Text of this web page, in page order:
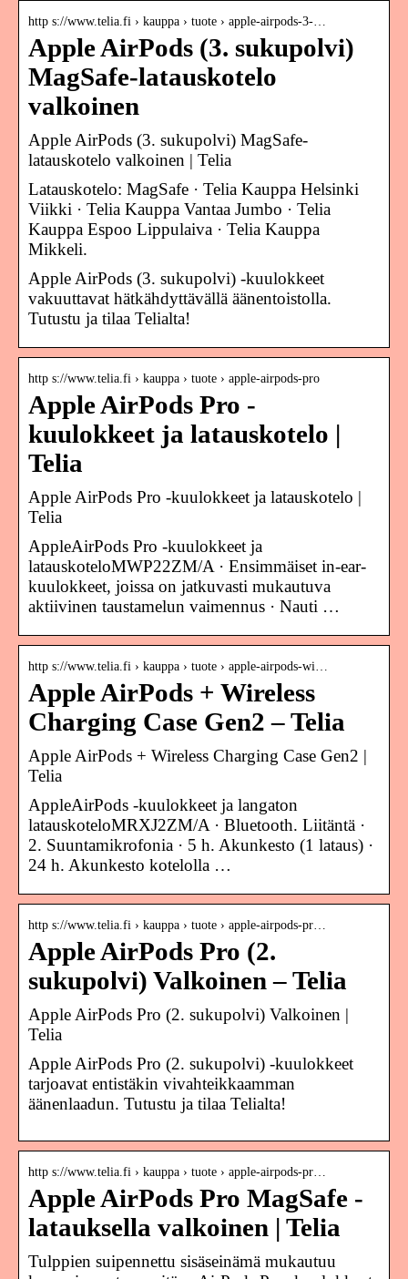
http s://www.telia.fi › kauppa › tuote › apple-airpods-3-…
Apple AirPods (3. sukupolvi)
MagSafe-latauskotelo
valkoinen
Apple AirPods (3. sukupolvi) MagSafe-
latauskotelo valkoinen | Telia
Latauskotelo: MagSafe · Telia Kauppa Helsinki
Viikki · Telia Kauppa Vantaa Jumbo · Telia
Kauppa Espoo Lippulaiva · Telia Kauppa
Mikkeli.
Apple AirPods (3. sukupolvi) -kuulokkeet
vakuuttavat hätkähdyttävällä äänentoistolla.
Tutustu ja tilaa Telialta!
http s://www.telia.fi › kauppa › tuote › apple-airpods-pro
Apple AirPods Pro -
kuulokkeet ja latauskotelo |
Telia
Apple AirPods Pro -kuulokkeet ja latauskotelo |
Telia
AppleAirPods Pro -kuulokkeet ja
latauskoteloMWP22ZM/A · Ensimmäiset in-ear-
kuulokkeet, joissa on jatkuvasti mukautuva
aktiivinen taustamelun vaimennus · Nauti …
http s://www.telia.fi › kauppa › tuote › apple-airpods-wi…
Apple AirPods + Wireless
Charging Case Gen2 – Telia
Apple AirPods + Wireless Charging Case Gen2 |
Telia
AppleAirPods -kuulokkeet ja langaton
latauskoteloMRXJ2ZM/A · Bluetooth. Liitäntä ·
2. Suuntamikrofonia · 5 h. Akunkesto (1 lataus) ·
24 h. Akunkesto kotelolla …
http s://www.telia.fi › kauppa › tuote › apple-airpods-pr…
Apple AirPods Pro (2.
sukupolvi) Valkoinen – Telia
Apple AirPods Pro (2. sukupolvi) Valkoinen |
Telia
Apple AirPods Pro (2. sukupolvi) -kuulokkeet
tarjoavat entistäkin vivahteikkaamman
äänenlaadun. Tutustu ja tilaa Telialta!
http s://www.telia.fi › kauppa › tuote › apple-airpods-pr…
Apple AirPods Pro MagSafe -
latauksella valkoinen | Telia
Tulppien suipennettu sisäseinämä mukautuu